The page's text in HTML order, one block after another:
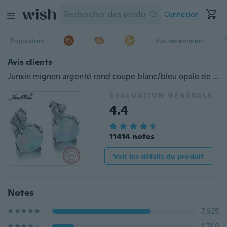
Connexion
Populaires Vus récemment
Avis clients
Junxin mignon argenté rond coupe blanc/bleu opale de feu boucles d'oreilles bijoux de mariage 6MM
ÉVALUATION GÉNÉRALE
4.4
11414 notes
Voir les détails du produit
Notes
7,925